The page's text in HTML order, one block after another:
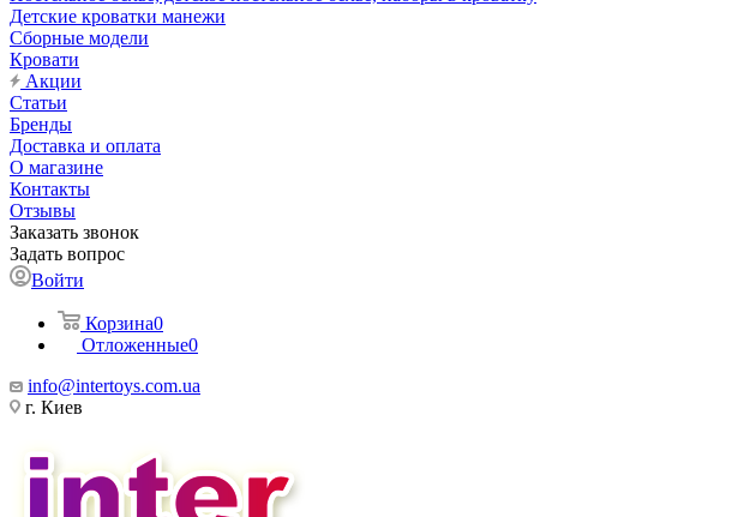
Детские кроватки манежи
Сборные модели
Кровати
Акции
Статьи
Бренды
Доставка и оплата
О магазине
Контакты
Отзывы
Заказать звонок
Задать вопрос
Войти
Корзина0
Отложенные0
info@intertoys.com.ua
г. Киев